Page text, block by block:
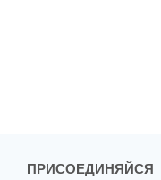
ПРИСОЕДИНЯЙСЯ